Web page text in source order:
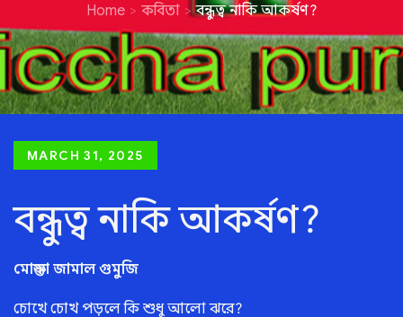
Home কবিতা বন্ধুত্ব নাকি আকর্ষণ?
Posted
MARCH 31, 2025
বন্ধুত্ব নাকি আকর্ষণ?
মোস্তফা জামাল গুমুজি
চোখে চোখ পড়লে কি শুধু আলো ঝরে?